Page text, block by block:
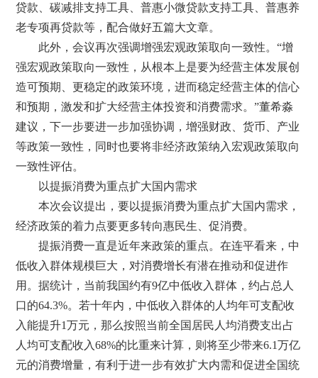
贷款、碳减排支持工具、普惠小微贷款支持工具、普惠养
老专项再贷款等，配合做好五篇大文章。
此外，会议再次强调增强宏观政策取向一致性。“增
强宏观政策取向一致性，从根本上是要为经营主体发展创
造可预期、更稳定的政策环境，进而稳定经营主体的信心
和预期，激发和扩大经营主体投资和消费需求。”董希淼
建议，下一步要进一步加强协调，增强财政、货币、产业
等政策一致性，同时也要将非经济政策纳入宏观政策取向
一致性评估。
以提振消费为重点扩大国内需求
本次会议提出，要以提振消费为重点扩大国内需求，
经济政策的着力点要更多转向惠民生、促消费。
提振消费一直是近年来政策的重点。在连平看来，中
低收入群体规模巨大，对消费增长有潜在推动和促进作
用。据统计，当前我国约有9亿中低收入群体，约占总人
口的64.3%。若十年内，中低收入群体的人均年可支配收
入能提升1万元，那么按照当前全国居民人均消费支出占
人均可支配收入68%的比重来计算，则将至少带来6.1万亿
元的消费增量，有利于进一步有效扩大内需和促进全国统